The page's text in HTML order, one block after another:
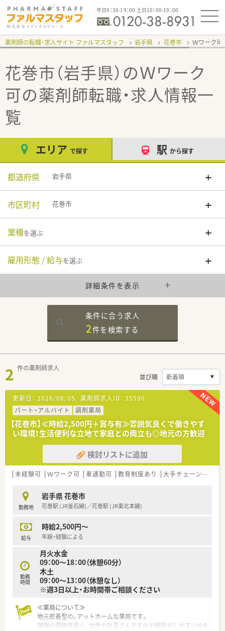
平日9：30-19：00 土日10：00-19：00
薬剤師の転職・求人サイト ファルマスタッフ 岩手県 花巻市 Ｗワーク可
花巻市（岩手県）のＷワーク
可の薬剤師転職・求人情報一
覧
エリア で探す 駅 から探す
都道府県 岩手県
市区町村 花巻市
業種を選ぶ
雇用形態 / 給与を選ぶ
詳細条件を表示
条件に合う求人
2件を検索する
2 件の薬剤師求人
並び順
更新日： 2026/08/05 薬剤師求人ID： 35590
パート・アルバイト
調剤薬局
【花巻市】≪時給2,500円＋賞与有≫雰囲気良くで働きやす
い環境！生活便利な立地で家庭との両立も◎地元の方歓迎
検討リストに追加
未経験可 Ｗワーク可 車通勤可 教育制度あり 大手チェーン以外
勤務地
岩手県 花巻市
花巻駅 (JR釜石線)／花巻駅 (JR東北本線)
給与
時給2,500円～
年齢・経験による
勤務
時間
月火水金
09：00～18：00（休憩60分）
木土
09：00～13：00（休憩なし）
※週3日以上・お時間帯ご相談ください
≪薬局について≫
地元密着型の、アットホームな薬局です。
現場の雰囲気良く、女性の社長さんですので相談がしやすいのも